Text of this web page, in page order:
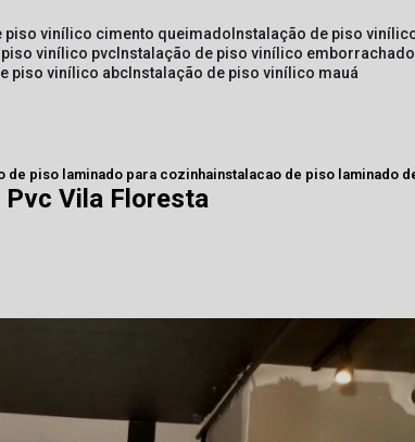
piso vinílico cimento queimado instalação de piso
piso vinílico pvc instalação de piso vinílico emborrachado
piso vinílico abc instalação de piso vinílico mauá
de piso laminado para cozinhainstalacao de piso laminado
Vila Floresta